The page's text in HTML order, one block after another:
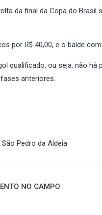
da final da Copa do
por R$ 40,00, e o balde
qualificado, ou seja, não
anteriores.
São Pedro da Aldeia
NO CAMPO